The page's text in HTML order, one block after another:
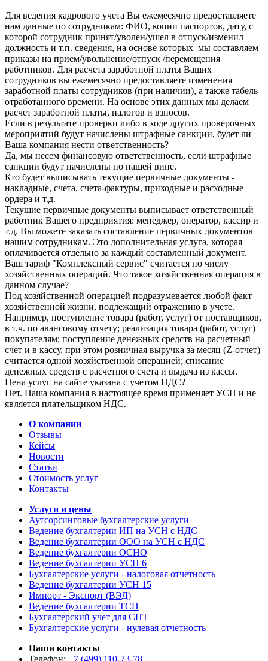
Для ведения кадрового учета Вы ежемесячно предоставляете
нам данные по сотрудникам: ФИО, копии паспортов, дату, с
которой сотрудник принят/уволен/ушел в отпуск/изменил
должность и т.п. сведения, на основе которых мы составляем
приказы на прием/увольнение/отпуск /перемещения
работников. Для расчета заработной платы Ваших
сотрудников вы ежемесячно предоставляете изменения
заработной платы сотрудников (при наличии), а также табель
отработанного времени. На основе этих данных мы делаем
расчет заработной платы, налогов и взносов.
Если в результате проверки либо в ходе других проверочных
мероприятий будут начислены штрафные санкции, будет ли
Ваша компания нести ответственность?
Да, мы несем финансовую ответственность, если штрафные
санкции будут начислены по нашей вине.
Кто будет выписывать текущие первичные документы -
накладные, счета, счета-фактуры, приходные и расходные
ордера и т.д.
Текущие первичные документы выписывает ответственный
работник Вашего предприятия: менеджер, оператор, кассир и
т.д. Вы можете заказать составление первичных документов
нашим сотрудникам. Это дополнительная услуга, которая
оплачивается отдельно за каждый составленный документ.
Ваш тариф "Комплексный сервис" считается по числу
хозяйственных операций. Что такое хозяйственная операция в
данном случае?
Под хозяйственной операцией подразумевается любой факт
хозяйственной жизни, подлежащий отражению в учете.
Например, поступление товара (работ, услуг) от поставщиков,
в т.ч. по авансовому отчету; реализация товара (работ, услуг)
покупателям; поступление денежных средств на расчетный
счет и в кассу, при этом розничная выручка за месяц (Z-отчет)
считается одной хозяйственной операцией; списание
денежных средств с расчетного счета и выдача из кассы.
Цена услуг на сайте указана с учетом НДС?
Нет. Наша компания в настоящее время применяет УСН и не
является плательщиком НДС.
О компании
Отзывы
Кейсы
Новости
Статьи
Стоимость услуг
Контакты
Услуги и цены
Аутсорсинговые бухгалтерские услуги
Ведение бухгалтерии ИП на УСН с НДС
Ведение бухгалтерии ООО на УСН с НДС
Ведение бухгалтерии ОСНО
Ведение бухгалтерии УСН 6
Бухгалтерские услуги - налоговая отчетность
Ведение бухгалтерии УСН 15
Импорт - Экспорт (ВЭД)
Ведение бухгалтерии ТСН
Бухгалтерский учет для СНТ
Бухгалтерские услуги - нулевая отчетность
Наши контакты